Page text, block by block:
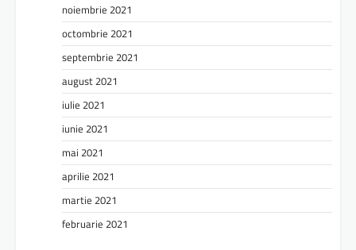
noiembrie 2021
octombrie 2021
septembrie 2021
august 2021
iulie 2021
iunie 2021
mai 2021
aprilie 2021
martie 2021
februarie 2021